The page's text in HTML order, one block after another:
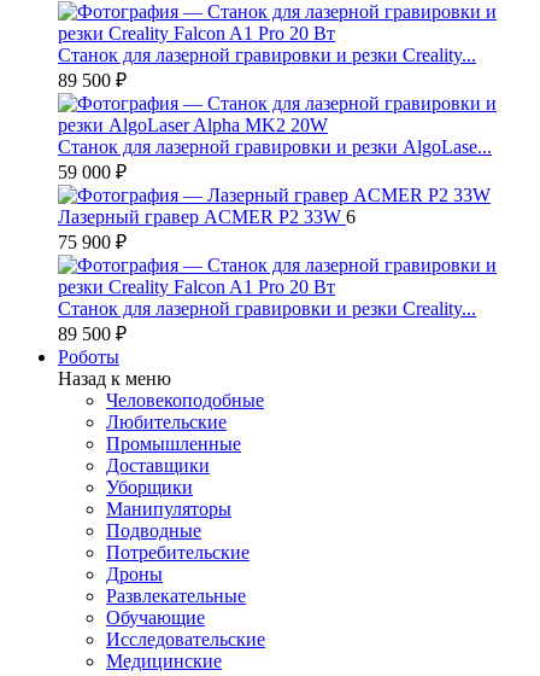
Станок для лазерной гравировки и резки Creality...
89 500 ₽
Станок для лазерной гравировки и резки AlgoLase...
59 000 ₽
Лазерный гравер ACMER P2 33W 6
75 900 ₽
Станок для лазерной гравировки и резки Creality...
89 500 ₽
Роботы
Назад к меню
Человекоподобные
Любительские
Промышленные
Доставщики
Уборщики
Манипуляторы
Подводные
Потребительские
Дроны
Развлекательные
Обучающие
Исследовательские
Медицинские